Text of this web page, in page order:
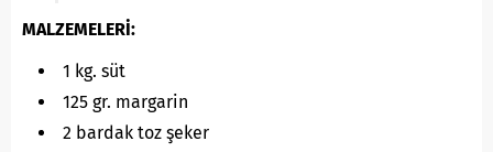
MALZEMELERİ:
1 kg. süt
125 gr. margarin
2 bardak toz şeker